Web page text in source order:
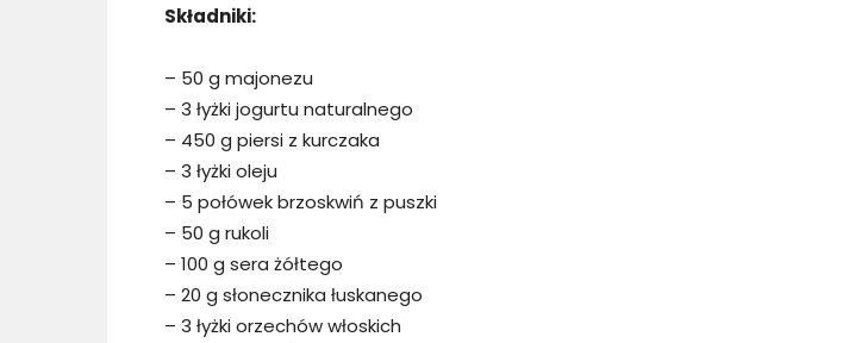
Składniki:
– 50 g majonezu
– 3 łyżki jogurtu naturalnego
– 450 g piersi z kurczaka
– 3 łyżki oleju
– 5 połówek brzoskwiń z puszki
– 50 g rukoli
– 100 g sera żółtego
– 20 g słonecznika łuskanego
– 3 łyżki orzechów włoskich